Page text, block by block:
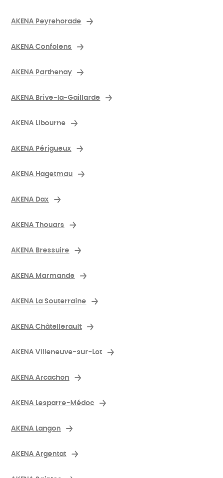
AKENA Peyrehorade
AKENA Confolens
AKENA Parthenay
AKENA Brive-la-Gaillarde
AKENA Libourne
AKENA Périgueux
AKENA Hagetmau
AKENA Dax
AKENA Thouars
AKENA Bressuire
AKENA Marmande
AKENA La Souterraine
AKENA Châtellerault
AKENA Villeneuve-sur-Lot
AKENA Arcachon
AKENA Lesparre-Médoc
AKENA Langon
AKENA Argentat